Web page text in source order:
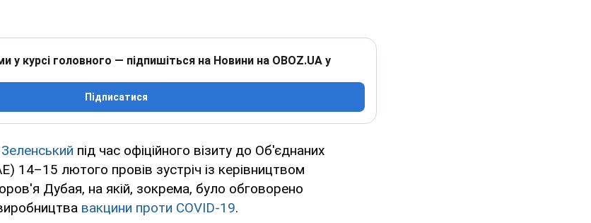
у курсі головного — підпишіться на Новини на OBOZ.UA у
Підписатися
під час офіційного візиту до Об'єднаних
14–15 лютого провів зустріч із керівництвом
Дубая, на якій, зокрема, було обговорено
вакцини проти COVID-19.